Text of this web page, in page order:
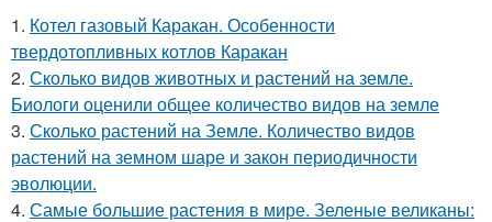
1. Котел газовый Каракан. Особенности
твердотопливных котлов Каракан
2. Сколько видов животных и растений на земле.
Биологи оценили общее количество видов на земле
3. Сколько растений на Земле. Количество видов
растений на земном шаре и закон периодичности
эволюции.
4. Самые большие растения в мире. Зеленые великаны: